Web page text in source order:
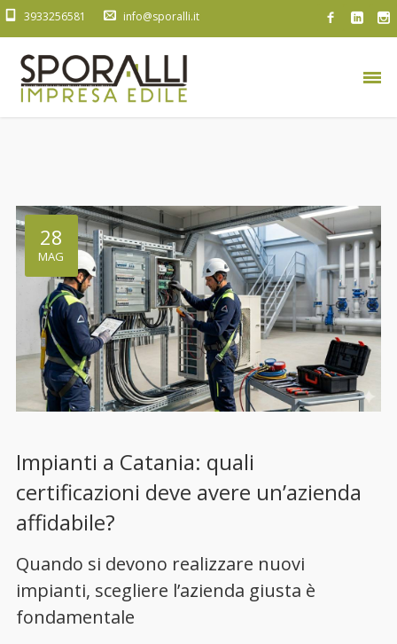
3933256581 info@sporalli.it
28
MAG
Impianti a Catania: quali
certificazioni deve avere un’azienda
affidabile?
Quando si devono realizzare nuovi
impianti, scegliere l’azienda giusta è
fondamentale